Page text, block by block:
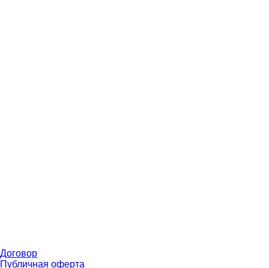
Договор
Публичная оферта